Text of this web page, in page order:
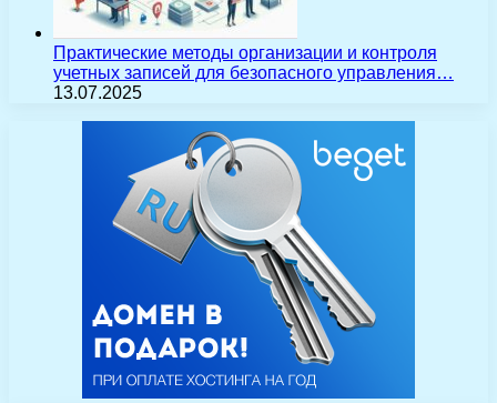
Практические методы организации и контроля
учетных записей для безопасного управления…
13.07.2025